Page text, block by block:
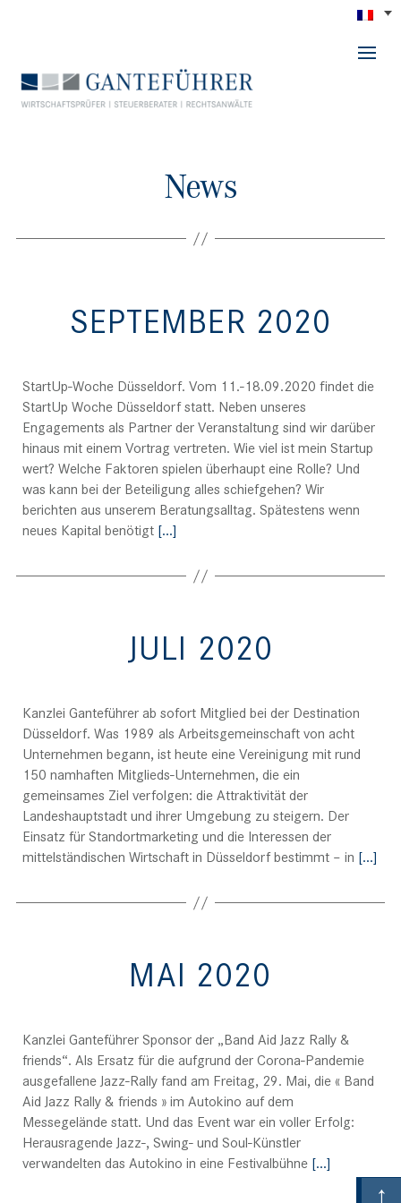
GANTEFÜHRER
News
Catégories
SEPTEMBER 2020
StartUp-Woche Düsseldorf. Vom 11.-18.09.2020 findet die
StartUp Woche Düsseldorf statt. Neben unseres
Engagements als Partner der Veranstaltung sind wir darüber
hinaus mit einem Vortrag vertreten. Wie viel ist mein Startup
wert? Welche Faktoren spielen überhaupt eine Rolle? Und
was kann bei der Beteiligung alles schiefgehen? Wir
berichten aus unserem Beratungsalltag. Spätestens wenn
neues Kapital benötigt […]
Catégories
JULI 2020
Kanzlei Ganteführer ab sofort Mitglied bei der Destination
Düsseldorf. Was 1989 als Arbeitsgemeinschaft von acht
Unternehmen begann, ist heute eine Vereinigung mit rund
150 namhaften Mitglieds-Unternehmen, die ein
gemeinsames Ziel verfolgen: die Attraktivität der
Landeshauptstadt und ihrer Umgebung zu steigern. Der
Einsatz für Standortmarketing und die Interessen der
mittelständischen Wirtschaft in Düsseldorf bestimmt – in […]
Catégories
MAI 2020
Kanzlei Ganteführer Sponsor der „Band Aid Jazz Rally &
friends“. Als Ersatz für die aufgrund der Corona-Pandemie
ausgefallene Jazz-Rally fand am Freitag, 29. Mai, die « Band
Aid Jazz Rally & friends » im Autokino auf dem
Messegelände statt. Und das Event war ein voller Erfolg:
Herausragende Jazz-, Swing- und Soul-Künstler
verwandelten das Autokino in eine Festivalbühne […]
↑